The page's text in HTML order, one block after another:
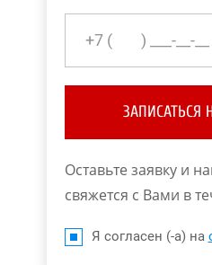
ЗАПИСАТЬСЯ
Оставьте заявку и
свяжется с Вами в
Я согласен (-а) на